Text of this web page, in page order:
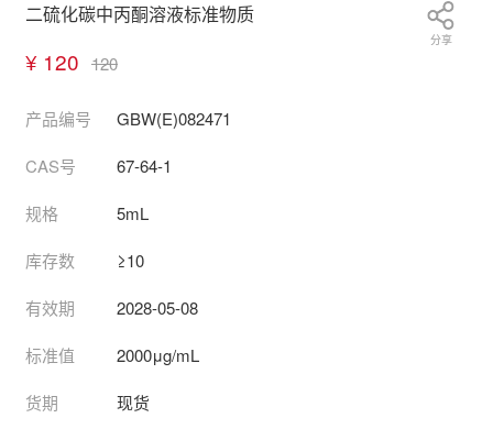
二硫化碳中丙酮溶液标准物质
¥ 120 120
分享
产品编号 GBW(E)082471
CAS号 67-64-1
规格 5mL
库存数 ≥10
有效期 2028-05-08
标准值 2000μg/mL
货期 现货